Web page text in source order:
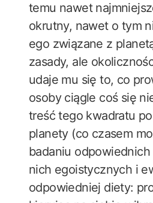
temu nawet
okrutny, nawet o tym
ego związane z
zasady, ale
udaje mu się to, co
osoby ciągle coś się
treść tego kwadratu
planety (co czasem
badaniu
nich egoistycznych i
odpowiedniej diety: